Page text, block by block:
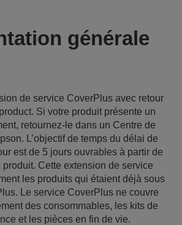
générale
de service CoverPlus avec retour
Si votre produit présente un
retournez-le dans un Centre de
L’objectif de temps du délai de
est de 5 jours ouvrables à partir de
produit. Cette extension de service
les produits qui étaient déjà sous
Le service CoverPlus ne couvre
des consommables, les kits de
et les pièces en fin de vie.